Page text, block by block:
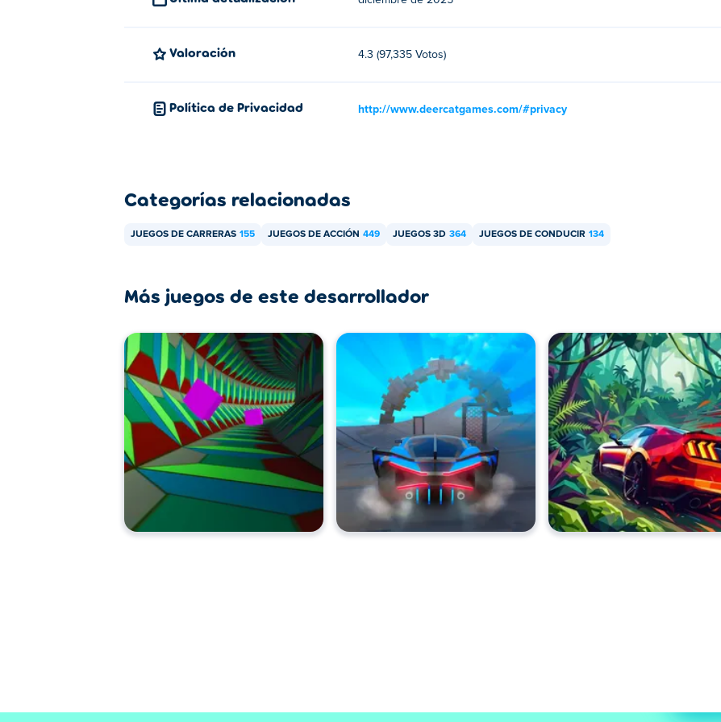
Valoración 4.3 (97,335 Votos)
Política de Privacidad http://www.deercatgames.com/#privacy
Categorías relacionadas
JUEGOS DE CARRERAS 155 JUEGOS DE ACCIÓN 449 JUEGOS 3D 364 JUEGOS DE CONDUCIR 134
Más juegos de este desarrollador